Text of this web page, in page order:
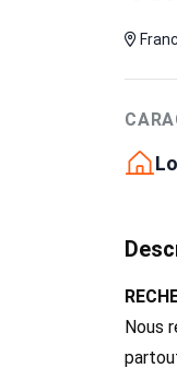
Nous